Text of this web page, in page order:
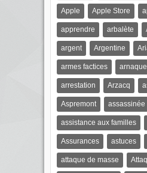
Apple Apple Store
apprendre arbalète
argent Argentine
armes factices arnaque
arrestation Arzacq
Aspremont assassinée
assistance aux familles
Assurances astuces
attaque de masse